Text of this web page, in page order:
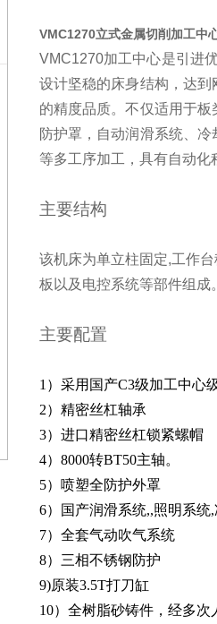
VMC1270立式金属切削加工中
VMC1270加工中心是引进
设计坚稳的床身结构，达
的精度品质。不仅适用于
防护罩，自动润滑系统、
等多工序加工，具有自动化
主要结构
该机床为单立柱固定,工作
板以及电控系统等部件组成。
主要配置
1）采用国产C3级加工中心
2）精密丝杠轴承
3）进口精密丝杠锁紧螺帽
4）8000转BT50主轴
5）喷塑全防护外罩
6）国产润滑系统,,照明系统
7）全套气动吹气系统
8）三相不锈钢防护
9)原装3.5T打刀缸
10）全树脂砂铸件，经多次